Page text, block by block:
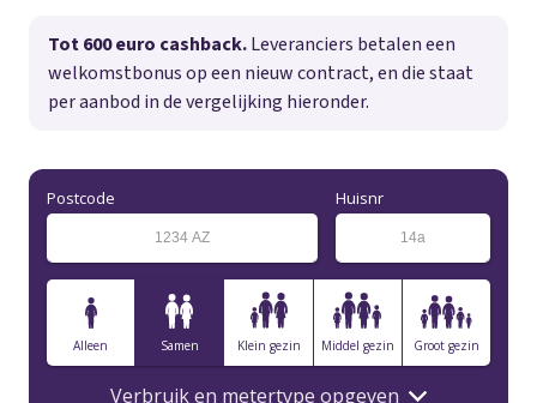
Tot 600 euro cashback.Leveranciers betalen een
welkomstbonus op een nieuw contract, en die staat
per aanbod in de vergelijking hieronder.